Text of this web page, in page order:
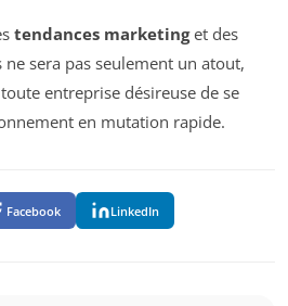
tendances marketinget des
sera pas seulement un atout,
entreprise désireuse de se
en mutation rapide.
Facebook LinkedIn